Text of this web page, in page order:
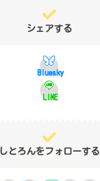
シェアする
Bluesky
LINE
しとろんをフォローする